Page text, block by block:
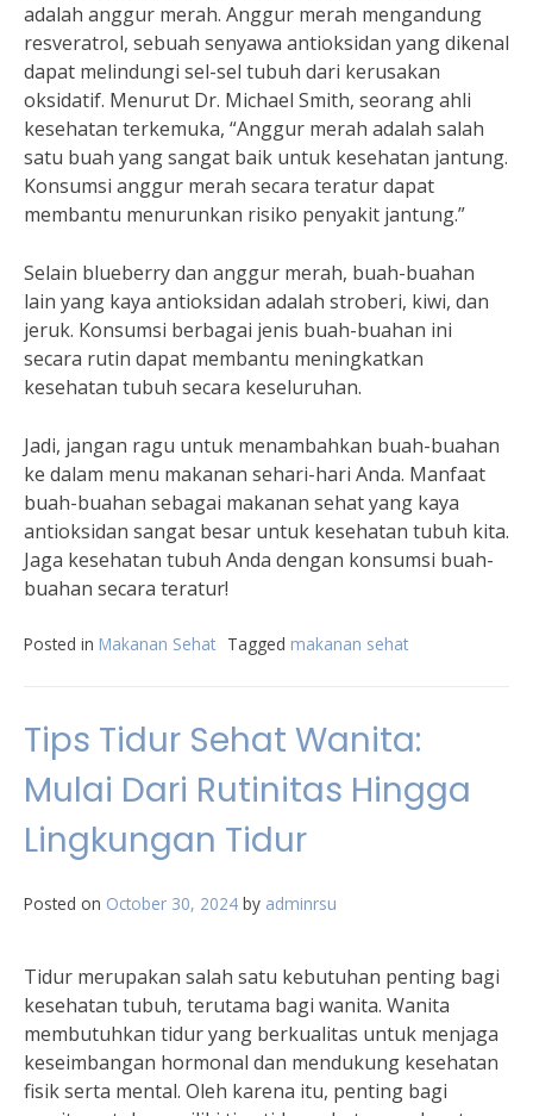
adalah anggur merah. Anggur merah mengandung
resveratrol, sebuah senyawa antioksidan yang dikenal
dapat melindungi sel-sel tubuh dari kerusakan
oksidatif. Menurut Dr. Michael Smith, seorang ahli
kesehatan terkemuka, “Anggur merah adalah salah
satu buah yang sangat baik untuk kesehatan jantung.
Konsumsi anggur merah secara teratur dapat
membantu menurunkan risiko penyakit jantung.”
Selain blueberry dan anggur merah, buah-buahan
lain yang kaya antioksidan adalah stroberi, kiwi, dan
jeruk. Konsumsi berbagai jenis buah-buahan ini
secara rutin dapat membantu meningkatkan
kesehatan tubuh secara keseluruhan.
Jadi, jangan ragu untuk menambahkan buah-buahan
ke dalam menu makanan sehari-hari Anda. Manfaat
buah-buahan sebagai makanan sehat yang kaya
antioksidan sangat besar untuk kesehatan tubuh kita.
Jaga kesehatan tubuh Anda dengan konsumsi buah-
buahan secara teratur!
Posted in Makanan Sehat Tagged makanan sehat
Tips Tidur Sehat Wanita:
Mulai Dari Rutinitas Hingga
Lingkungan Tidur
Posted on October 30, 2024 by adminrsu
Tidur merupakan salah satu kebutuhan penting bagi
kesehatan tubuh, terutama bagi wanita. Wanita
membutuhkan tidur yang berkualitas untuk menjaga
keseimbangan hormonal dan mendukung kesehatan
fisik serta mental. Oleh karena itu, penting bagi